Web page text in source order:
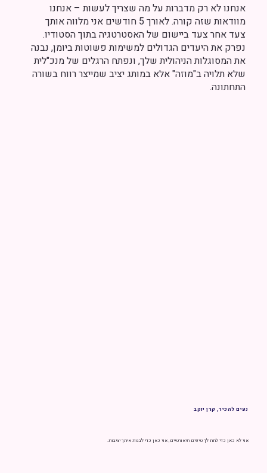
אנחנו לא רק מדברות על מה שצריך לעשות – אנחנו
מוודאות שזה קורה. לאורך 5 חודשים אני מלווה אותך
צעד אחר צעד ביישום של האסטרטגיה בתוך הסטודיו.
נפרק את היעדים הגדולים למשימות פשוטות ביומן, נבנה
את המסוגלות הניהולית שלך, ונפתח הרגלים של מנכ"לית
שלא תלויה ב"מוזה" אלא במותג יציב שמייצר רווח בשורה
התחתונה.
נעים להכיר, קרן יוקב
אני לא כאן כדי לתת לך טיפים תיאורטיים, אני כאן כדי לבנות איתך יציבות.